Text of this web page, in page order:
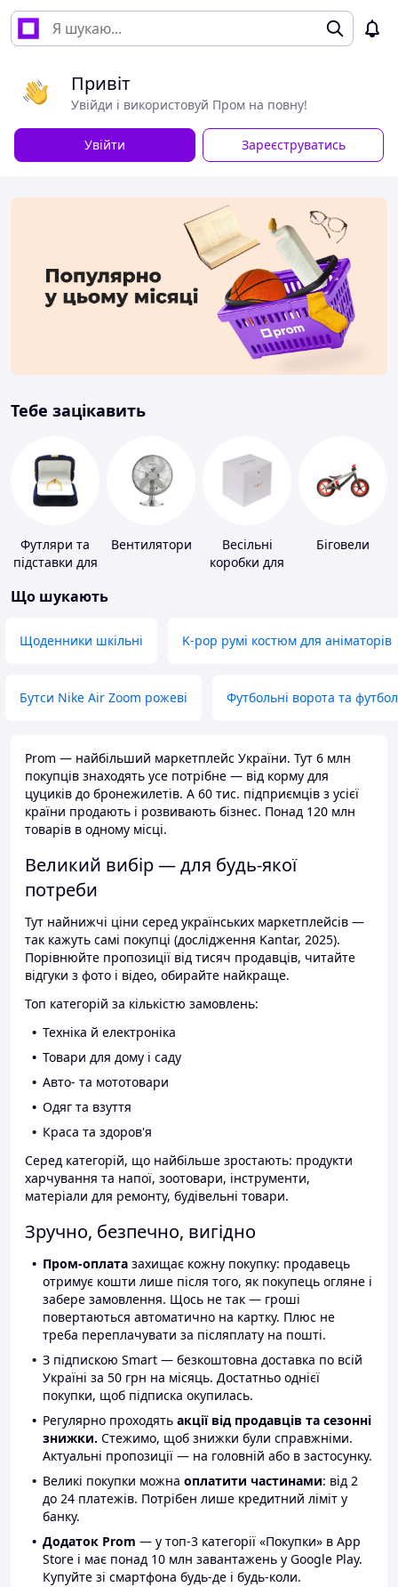
Привіт
Увійди і використовуй Пром на повну!
Увійти Зареєструватись
Тебе зацікавить
Футляри та
підставки для
Вентилятори
Весільні
коробки для
Біговели
Що шукають
Щоденники шкільні K-pop румі костюм для аніматорів
Бутси Nike Air Zoom рожеві Футбольні ворота та
Prom — найбільший маркетплейс України. Тут 6 млн
покупців знаходять усе потрібне — від корму для
цуциків до бронежилетів. А 60 тис. підприємців з усієї
країни продають і розвивають бізнес. Понад 120 млн
товарів в одному місці.
Великий вибір — для будь-якої
потреби
Тут найнижчі ціни серед українських маркетплейсів —
так кажуть самі покупці (дослідження Kantar, 2025).
Порівнюйте пропозиції від тисяч продавців, читайте
відгуки з фото і відео, обирайте найкраще.
Топ категорій за кількістю замовлень:
Техніка й електроніка
Товари для дому і саду
Авто- та мототовари
Одяг та взуття
Краса та здоров'я
Серед категорій, що найбільше зростають: продукти
харчування та напої, зоотовари, інструменти,
матеріали для ремонту, будівельні товари.
Зручно, безпечно, вигідно
Пром-оплата захищає кожну покупку: продавець
отримує кошти лише після того, як покупець огляне і
забере замовлення. Щось не так — гроші
повертаються автоматично на картку. Плюс не
треба переплачувати за післяплату на пошті.
З підпискою Smart — безкоштовна доставка по всій
Україні за 50 грн на місяць. Достатньо однієї
покупки, щоб підписка окупилась.
Регулярно проходять акції від продавців та сезонні
знижки. Стежимо, щоб знижки були справжніми.
Актуальні пропозиції — на головній або в застосунку.
Великі покупки можна оплатити частинами: від 2
до 24 платежів. Потрібен лише кредитний ліміт у
банку.
Додаток Prom — у топ-3 категорії «Покупки» в App
Store і має понад 10 млн завантажень у Google Play.
Купуйте зі смартфона будь-де і будь-коли.